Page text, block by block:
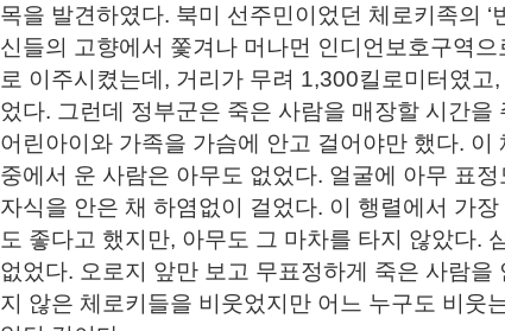
목을 발견하였다. 북미 선주민이었던 체로키족의
신들의 고향에서 쫓겨나 머나먼 인디언보호구역
로 이주시켰는데, 거리가 무려 1,300킬로미터였
었다. 그런데 정부군은 죽은 사람을 매장할 시간
어린아이와 가족을 가슴에 안고 걸어야만 했다. 이
중에서 운 사람은 아무도 없었다. 얼굴에 아무 표
자식을 안은 채 하염없이 걸었다. 이 행렬에서 가
도 좋다고 했지만, 아무도 그 마차를 타지 않았다.
없었다. 오로지 앞만 보고 무표정하게 죽은 사람
지 않은 체로키들을 비웃었지만 어느 누구도 비웃